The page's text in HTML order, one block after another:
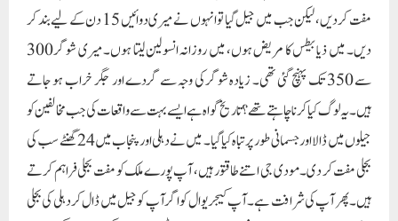
بند کرنا چاہتے ہیں تو یہ شرافت نہیں ہے۔ ایک چھوٹی سی ذہنیت رکھیں۔اروند کیجریوال
نے کہا کہ اس وقت ملک کے حالات بہت خراب ہیں۔ روس کا صدر پیوٹن ہے۔ پیوٹن
نے اپوزیشن کے تمام رہنماؤں کو یا تو جیل میں ڈال دیا یا پھر انہیں قتل کر دیا۔ پھر جب
انتخابات ہوئے تو انہیں 87 فیصد ووٹ ملے۔ بنگلہ دیش میں چند روز قبل انتخابات
ہوئے۔ وہاں بھی تمام اپوزیشن لیڈروں کو جیل میں ڈال دیا گیا۔شیخ حسینہ جیت گئیں۔
پاکستان میں انتخابات ہوئے۔ انہوں نے پاکستان کے سب سے بڑے لیڈر عمران خان کو
جیل میں ڈالا، ان کی پارٹی کو تباہ کیا، ان کا انتخابی نشان چھین لیا اور الیکشن جیت گئے۔ مودی